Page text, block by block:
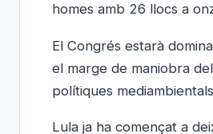
homes amb 26 llocs a
El Congrés estarà
el marge de maniobra
polítiques
Lula ja ha començat a